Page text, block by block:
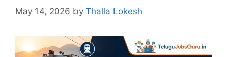
May 14, 2026 by Thalla Lokesh